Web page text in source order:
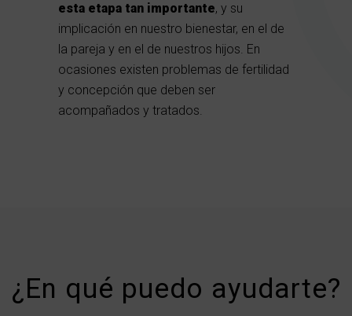
esta etapa tan importante, y su
implicación en nuestro bienestar, en el de
la pareja y en el de nuestros hijos. En
ocasiones existen problemas de fertilidad
y concepción que deben ser
acompañados y tratados.
¿En qué puedo ayudarte?